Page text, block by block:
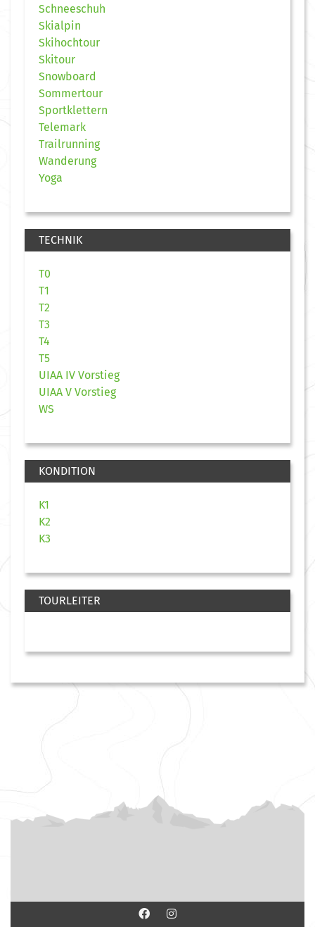
Schneeschuh
Skialpin
Skihochtour
Skitour
Snowboard
Sommertour
Sportklettern
Telemark
Trailrunning
Wanderung
Yoga
TECHNIK
T0
T1
T2
T3
T4
T5
UIAA IV Vorstieg
UIAA V Vorstieg
WS
KONDITION
K1
K2
K3
TOURLEITER